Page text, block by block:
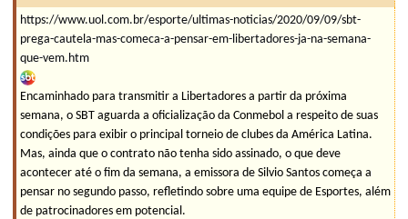
https://www.uol.com.br/esporte/ultimas-noticias/2020/09/09/sbt-
prega-cautela-mas-comeca-a-pensar-em-libertadores-ja-na-semana-
que-vem.htm
Encaminhado para transmitir a Libertadores a partir da próxima
semana, o SBT aguarda a oficialização da Conmebol a respeito de suas
condições para exibir o principal torneio de clubes da América Latina.
Mas, ainda que o contrato não tenha sido assinado, o que deve
acontecer até o fim da semana, a emissora de Silvio Santos começa a
pensar no segundo passo, refletindo sobre uma equipe de Esportes, além
de patrocinadores em potencial.